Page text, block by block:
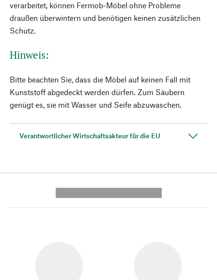
verarbeitet, können Fermob-Möbel ohne Probleme
draußen überwintern und benötigen keinen zusätzlichen
Schutz.
Hinweis:
Bitte beachten Sie, dass die Möbel auf keinen Fall mit
Kunststoff abgedeckt werden dürfen. Zum Säubern
genügt es, sie mit Wasser und Seife abzuwaschen.
Verantwortlicher Wirtschaftsakteur für die EU